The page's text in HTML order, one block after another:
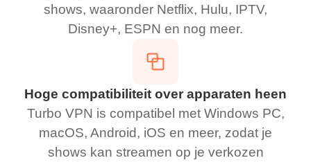
shows, waaronder Netflix, Hulu, IPTV,
Disney+, ESPN en nog meer.
Hoge compatibiliteit over apparaten heen
Turbo VPN is compatibel met Windows PC,
macOS, Android, iOS en meer, zodat je
shows kan streamen op je verkozen